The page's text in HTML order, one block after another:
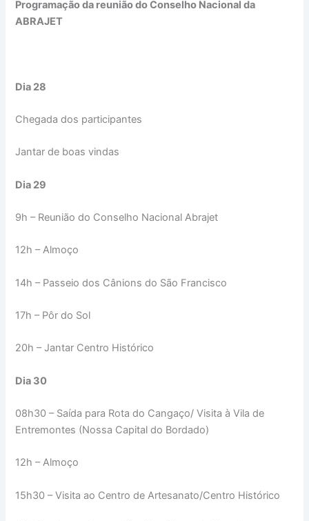
Programação da reunião do Conselho Nacional da
ABRAJET
Dia 28
Chegada dos participantes
Jantar de boas vindas
Dia 29
9h – Reunião do Conselho Nacional Abrajet
12h – Almoço
14h – Passeio dos Cânions do São Francisco
17h – Pôr do Sol
20h – Jantar Centro Histórico
Dia 30
08h30 – Saída para Rota do Cangaço/ Visita à Vila de
Entremontes (Nossa Capital do Bordado)
12h – Almoço
15h30 – Visita ao Centro de Artesanato/Centro Histórico